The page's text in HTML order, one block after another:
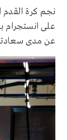
نجم كرة القدم
على انستجرام
عن مدى سعادته